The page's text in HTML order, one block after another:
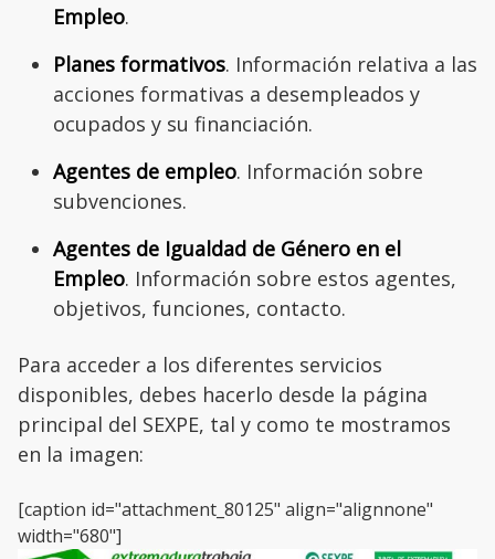
Empleo.
Planes formativos. Información relativa a las
acciones formativas a desempleados y
ocupados y su financiación.
Agentes de empleo. Información sobre
subvenciones.
Agentes de Igualdad de Género en el
Empleo. Información sobre estos agentes,
objetivos, funciones, contacto.
Para acceder a los diferentes servicios
disponibles, debes hacerlo desde la página
principal del SEXPE, tal y como te mostramos
en la imagen:
[caption id="attachment_80125" align="alignnone"
width="680"]